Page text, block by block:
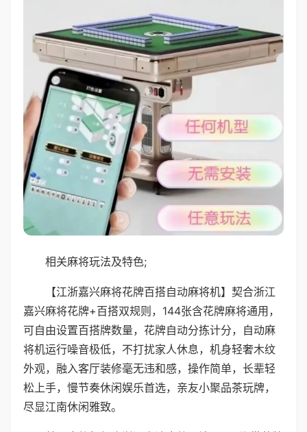
相关麻将玩法及特色;
【江浙嘉兴麻将花牌百搭自动麻将机】契合浙江
嘉兴麻将花牌+百搭双规则，144张含花牌麻将通用，
可自由设置百搭牌数量，花牌自动分拣计分，自动麻
将机运行噪音极低，不打扰家人休息，机身轻奢木纹
外观，融入客厅装修毫无违和感，操作简单，长辈轻
松上手，慢节奏休闲娱乐首选，亲友小聚品茶玩牌，
尽显江南休闲雅致。